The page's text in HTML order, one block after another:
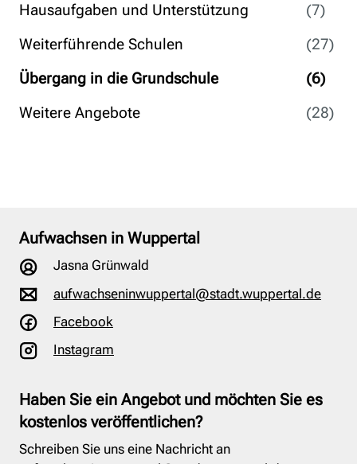
Hausaufgaben und Unterstützung
(7)
Weiterführende Schulen
(27)
Übergang in die Grundschule
(6)
Weitere Angebote
(28)
Aufwachsen in Wuppertal
Jasna Grünwald
aufwachseninwuppertal@stadt.wuppertal.de
Facebook
Instagram
Haben Sie ein Angebot und möchten Sie es
kostenlos veröffentlichen?
Schreiben Sie uns eine Nachricht an